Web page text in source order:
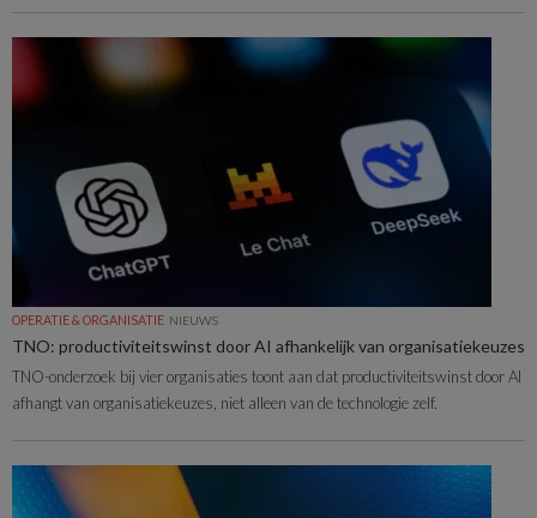
OPERATIE & ORGANISATIE NIEUWS
TNO: productiviteitswinst door AI afhankelijk van organisatiekeuzes
TNO-onderzoek bij vier organisaties toont aan dat productiviteitswinst door AI
afhangt van organisatiekeuzes, niet alleen van de technologie zelf.